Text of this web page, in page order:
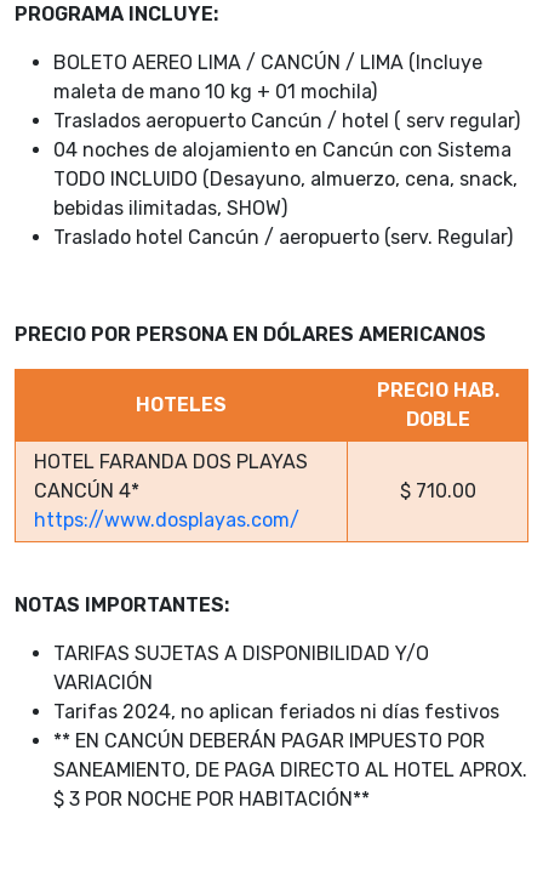
PROGRAMA INCLUYE:
BOLETO AEREO LIMA / CANCÚN / LIMA (Incluye
maleta de mano 10 kg + 01 mochila)
Traslados aeropuerto Cancún / hotel ( serv regular)
04 noches de alojamiento en Cancún con Sistema
TODO INCLUIDO (Desayuno, almuerzo, cena, snack,
bebidas ilimitadas, SHOW)
Traslado hotel Cancún / aeropuerto (serv. Regular)
PRECIO POR PERSONA EN DÓLARES AMERICANOS
HOTELES
PRECIO HAB.
DOBLE
HOTEL FARANDA DOS PLAYAS
CANCÚN 4*
https://www.dosplayas.com/
$ 710.00
NOTAS IMPORTANTES:
TARIFAS SUJETAS A DISPONIBILIDAD Y/O
VARIACIÓN
Tarifas 2024, no aplican feriados ni días festivos
** EN CANCÚN DEBERÁN PAGAR IMPUESTO POR
SANEAMIENTO, DE PAGA DIRECTO AL HOTEL APROX.
$ 3 POR NOCHE POR HABITACIÓN**